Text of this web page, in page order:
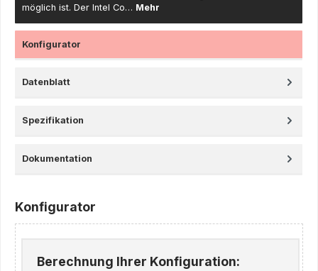
möglich ist. Der Intel Co… Mehr
Konfigurator
Datenblatt
Spezifikation
Dokumentation
Konfigurator
Berechnung Ihrer Konfiguration: